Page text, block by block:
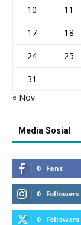
10
11
17
18
24
25
31
« Nov
Media Sosial
0 Fans
0 Followers
0 Followers